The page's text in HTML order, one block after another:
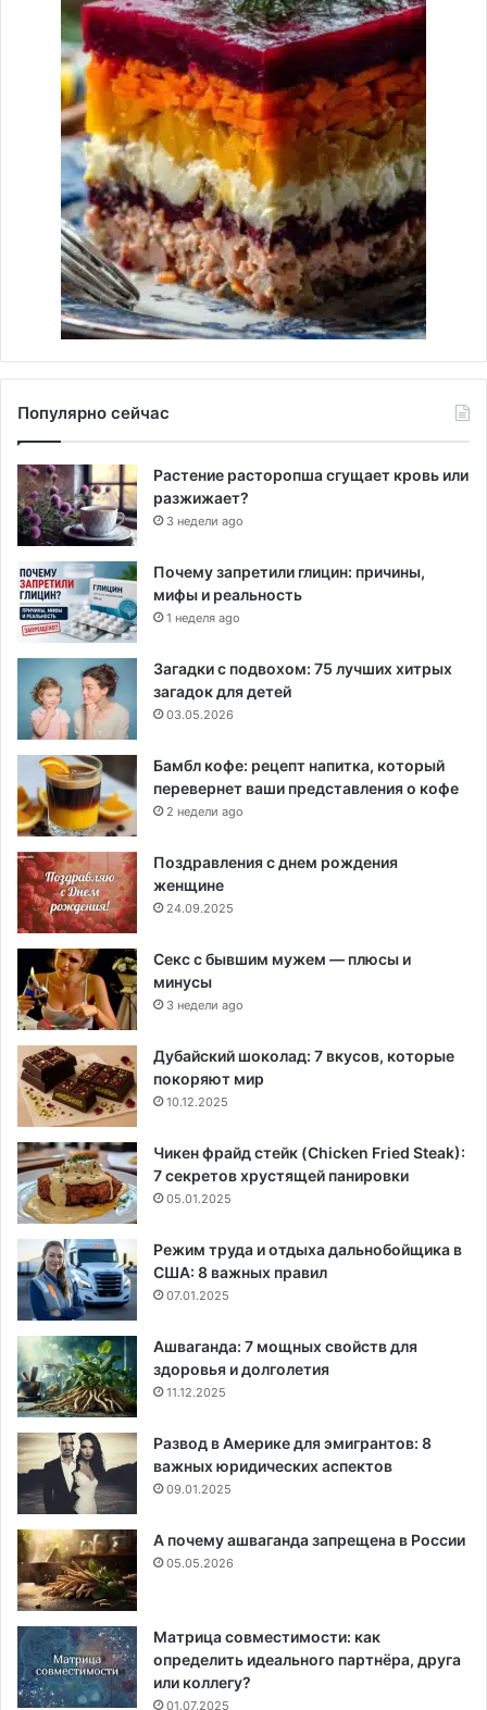
Популярно сейчас
Растение расторопша сгущает кровь или
разжижает?
3 недели ago
Почему запретили глицин: причины,
мифы и реальность
1 неделя ago
Загадки с подвохом: 75 лучших хитрых
загадок для детей
03.05.2026
Бамбл кофе: рецепт напитка, который
перевернет ваши представления о кофе
2 недели ago
Поздравления с днем рождения
женщине
24.09.2025
Секс с бывшим мужем — плюсы и
минусы
3 недели ago
Дубайский шоколад: 7 вкусов, которые
покоряют мир
10.12.2025
Чикен фрайд стейк (Chicken Fried Steak):
7 секретов хрустящей панировки
05.01.2025
Режим труда и отдыха дальнобойщика в
США: 8 важных правил
07.01.2025
Ашваганда: 7 мощных свойств для
здоровья и долголетия
11.12.2025
Развод в Америке для эмигрантов: 8
важных юридических аспектов
09.01.2025
А почему ашваганда запрещена в России
05.05.2026
Матрица совместимости: как
определить идеального партнёра, друга
или коллегу?
01.07.2025